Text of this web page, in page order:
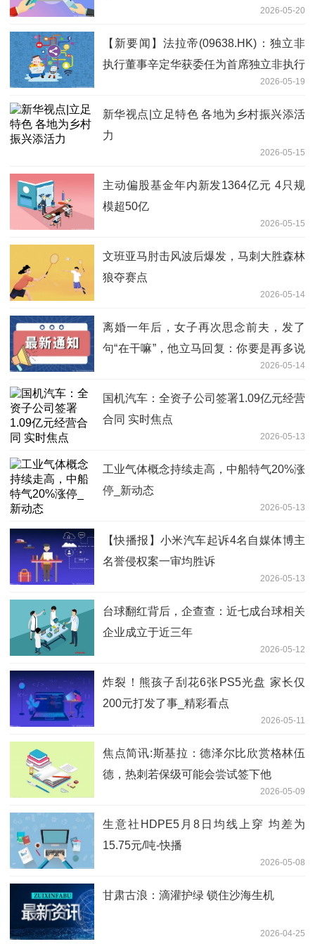
2026-05-20
【新要闻】法拉帝(09638.HK)：独立非
执行董事辛定华获委任为首席独立非执行
2026-05-19
新华视点|立足特色 各地为乡村振兴添活
力
2026-05-15
主动偏股基金年内新发1364亿元 4只规
模超50亿
2026-05-15
文班亚马肘击风波后爆发，马刺大胜森林
狼夺赛点
2026-05-14
离婚一年后，女子再次思念前夫，发了
句“在干嘛”，他立马回复：你要是再多说
2026-05-14
国机汽车：全资子公司签署1.09亿元经营
合同 实时焦点
2026-05-13
工业气体概念持续走高，中船特气20%涨
停_新动态
2026-05-13
【快播报】小米汽车起诉4名自媒体博主
名誉侵权案一审均胜诉
2026-05-13
台球翻红背后，企查查：近七成台球相关
企业成立于近三年
2026-05-12
炸裂！熊孩子刮花6张PS5光盘 家长仅
200元打发了事_精彩看点
2026-05-11
焦点简讯:斯基拉：德泽尔比欣赏格林伍
德，热刺若保级可能会尝试签下他
2026-05-09
生意社HDPE5月8日均线上穿 均差为
15.75元/吨-快播
2026-05-08
甘肃古浪：滴灌护绿 锁住沙海生机
2026-04-25